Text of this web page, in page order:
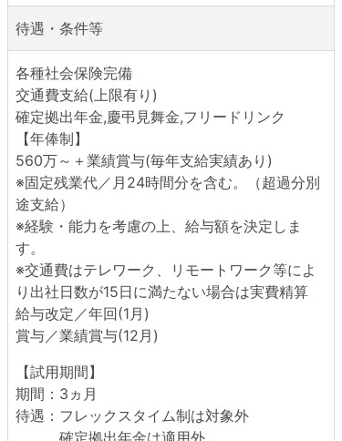
待遇・条件等
各種社会保険完備
交通費支給(上限有り)
確定拠出年金,慶弔見舞金,フリードリンク
【年俸制】
560万～＋業績賞与(毎年支給実績あり)
※固定残業代／月24時間分を含む。（超過分別
途支給）
※経験・能力を考慮の上、給与額を決定しま
す。
※交通費はテレワーク、リモートワーク等によ
り出社日数が15日に満たない場合は実費精算
給与改定／年回(1月)
賞与／業績賞与(12月)
【試用期間】
期間：3ヵ月
待遇：フレックスタイム制は対象外
確定拠出年金は適用外